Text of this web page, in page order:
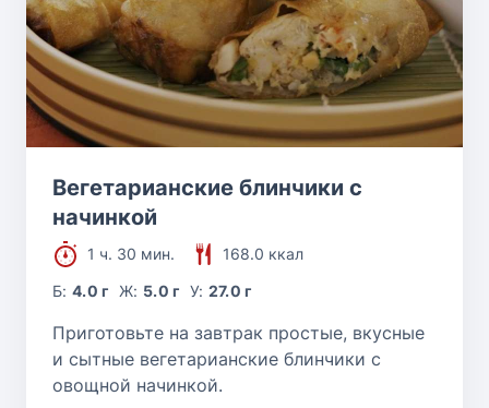
Вегетарианские блинчики с
начинкой
1 ч. 30 мин.
168.0 ккал
Б:4.0 г Ж: 5.0 г У: 27.0 г
Приготовьте на завтрак простые, вкусные
и сытные вегетарианские блинчики с
овощной начинкой.